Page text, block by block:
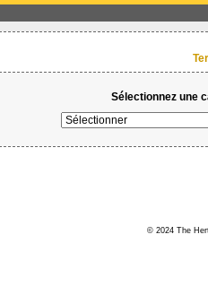
Sélectionnez une
© 2024 The